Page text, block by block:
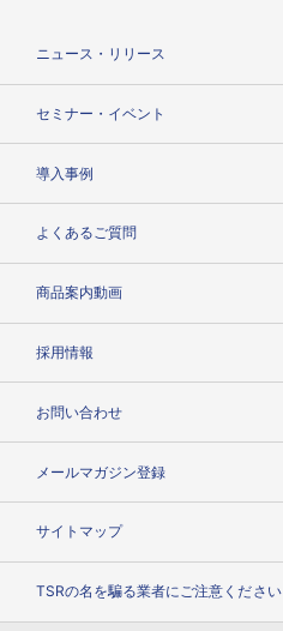
ニュース・リリース
セミナー・イベント
導入事例
よくあるご質問
商品案内動画
採用情報
お問い合わせ
メールマガジン登録
サイトマップ
TSRの名を騙る業者にご注意ください